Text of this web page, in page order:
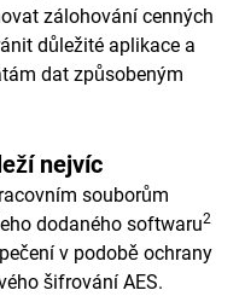
zálohování cenných
důležité aplikace a
dat způsobeným
nejvíc
souborům
dodaného softwaru2
v podobě ochrany
šifrování AES.